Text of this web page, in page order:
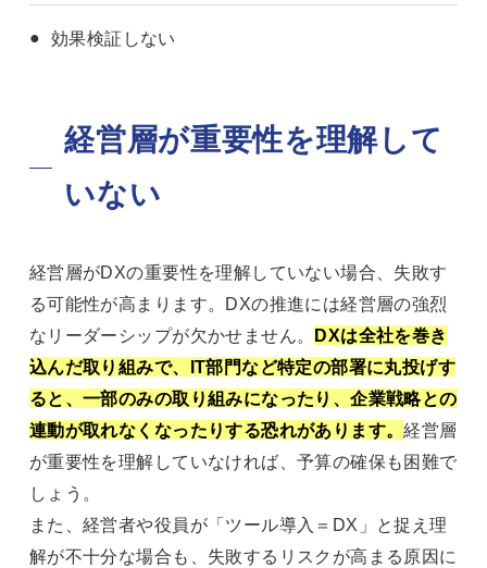
効果検証しない
経営層が重要性を理解して
いない
経営層がDXの重要性を理解していない場合、失敗す
る可能性が高まります。DXの推進には経営層の強烈
なリーダーシップが欠かせません。 DXは全社を巻き
込んだ取り組みで、IT部門など特定の部署に丸投げす
ると、一部のみの取り組みになったり、企業戦略との
連動が取れなくなったりする恐れがあります。経営層
が重要性を理解していなければ、予算の確保も困難で
しょう。
また、経営者や役員が「ツール導入＝DX」と捉え理
解が不十分な場合も、失敗するリスクが高まる原因に